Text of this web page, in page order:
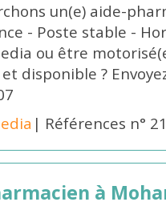
un(e) aide-
- Poste stable -
ou être
disponible ?
| Références n°
à